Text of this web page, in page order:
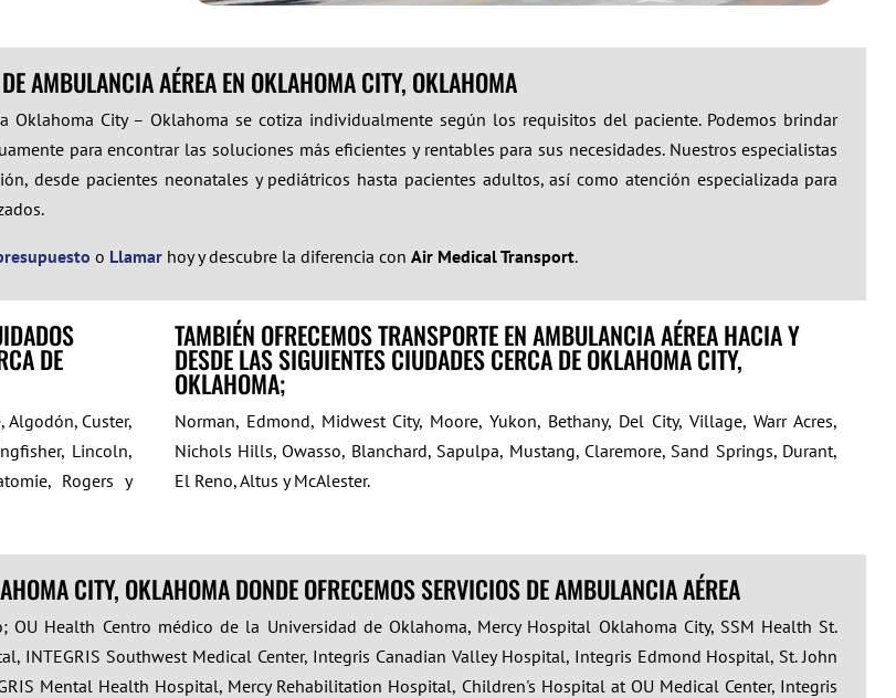
AMBULANCIA AÉREA EN OKLAHOMA CITY, OKLAHOMA
Oklahoma City – Oklahoma se cotiza individualmente según los requisitos del paciente. Podemos brindar
para encontrar las soluciones más eficientes y rentables para sus necesidades. Nuestros especialistas
desde pacientes neonatales y pediátricos hasta pacientes adultos, así como atención especializada para
o Llamarhoy y descubre la diferencia con Air Medical Transport.
DE
Algodón, Custer,
Lincoln,
Rogers y
TAMBIÉN OFRECEMOS TRANSPORTE EN AMBULANCIA AÉREA HACIA Y
DESDE LAS SIGUIENTES CIUDADES CERCA DE OKLAHOMA CITY,
OKLAHOMA;
Norman, Edmond, Midwest City, Moore, Yukon, Bethany, Del City, Village, Warr Acres,
Nichols Hills, Owasso, Blanchard, Sapulpa, Mustang, Claremore, Sand Springs, Durant,
El Reno, Altus y McAlester.
CITY, OKLAHOMA DONDE OFRECEMOS SERVICIOS DE AMBULANCIA AÉREA
Health Centro médico de la Universidad de Oklahoma, Mercy Hospital Oklahoma City, SSM Health St.
INTEGRIS Southwest Medical Center, Integris Canadian Valley Hospital, Integris Edmond Hospital, St. John
Mental Health Hospital, Mercy Rehabilitation Hospital, Children's Hospital at OU Medical Center, Integris